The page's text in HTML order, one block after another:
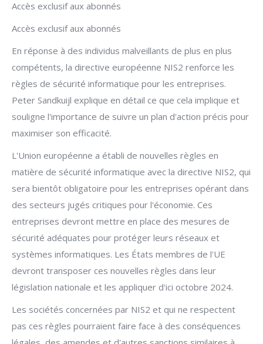
Accès exclusif aux abonnés
Accès exclusif aux abonnés
En réponse à des individus malveillants de plus en plus
compétents, la directive européenne NIS2 renforce les
règles de sécurité informatique pour les entreprises.
Peter Sandkuijl explique en détail ce que cela implique et
souligne l'importance de suivre un plan d'action précis pour
maximiser son efficacité.
L'Union européenne a établi de nouvelles règles en
matière de sécurité informatique avec la directive NIS2, qui
sera bientôt obligatoire pour les entreprises opérant dans
des secteurs jugés critiques pour l'économie. Ces
entreprises devront mettre en place des mesures de
sécurité adéquates pour protéger leurs réseaux et
systèmes informatiques. Les États membres de l'UE
devront transposer ces nouvelles règles dans leur
législation nationale et les appliquer d'ici octobre 2024.
Les sociétés concernées par NIS2 et qui ne respectent
pas ces règles pourraient faire face à des conséquences